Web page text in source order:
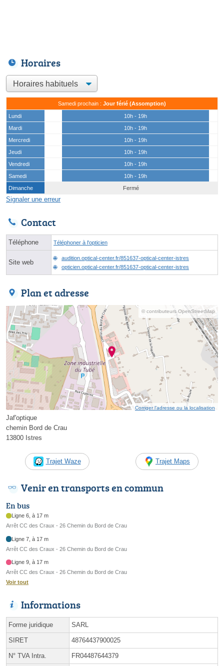
Horaires
Samedi prochain : Jour férié (Assomption)
Lundi
10h - 19h
Mardi
10h - 19h
Mercredi
10h - 19h
Jeudi
10h - 19h
Vendredi
10h - 19h
Samedi
10h - 19h
Dimanche
Fermé
Signaler une erreur
Contact
Téléphone Téléphoner à l'opticien
Site web
audition.optical-center.fr/851637-optical-center-istres
opticien.optical-center.fr/851637-optical-center-istres
Plan et adresse
© contributeurs OpenStreetMap
Corriger l’adresse ou la localisation
Jaf'optique
chemin Bord de Crau
13800 Istres
Trajet Waze Trajet Maps
Venir en transports en commun
En bus
Ligne 6, à 17 m
Arrêt CC des Craux - 26 Chemin du Bord de Crau
Ligne 7, à 17 m
Arrêt CC des Craux - 26 Chemin du Bord de Crau
Ligne 9, à 17 m
Arrêt CC des Craux - 26 Chemin du Bord de Crau
Voir tout
Informations
Forme juridique SARL
SIRET 48764437900025
N° TVA Intra. FR04487644379